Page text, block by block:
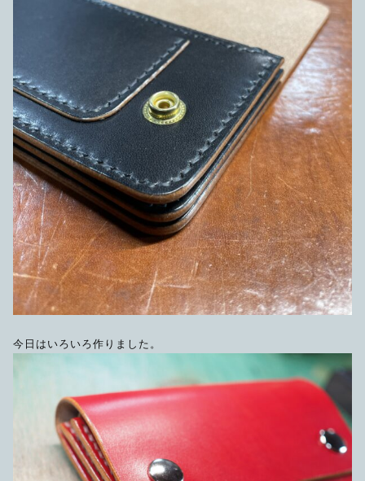
今日はいろいろ作りました。